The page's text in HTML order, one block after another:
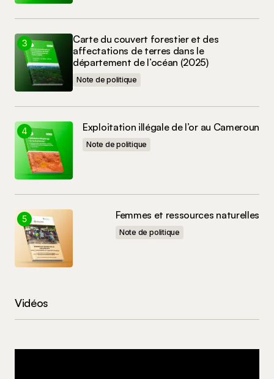
Carte du couvert forestier et des
affectations de terres dans le
département de l’océan (2025)
Note de politique
Exploitation illégale de l’or au Cameroun
Note de politique
Femmes et ressources naturelles
Note de politique
Vidéos